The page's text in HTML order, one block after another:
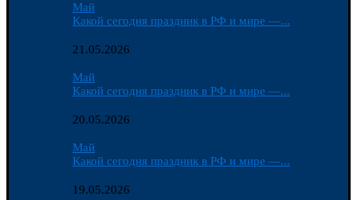
Май
Какой сегодня праздник в РФ и мире —...
21.05.2026
Май
Какой сегодня праздник в РФ и мире —...
20.05.2026
Май
Какой сегодня праздник в РФ и мире —...
19.05.2026